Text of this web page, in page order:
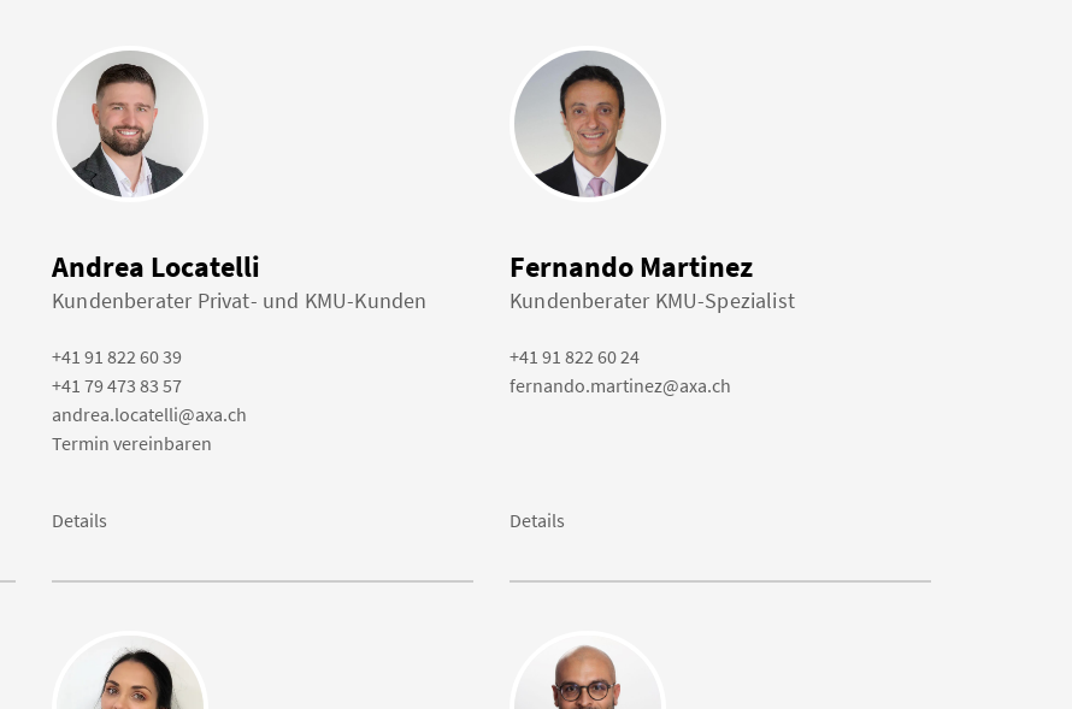
Andrea Locatelli
Kundenberater Privat- und KMU-Kunden
+41 91 822 60 39
+41 79 473 83 57
andrea.locatelli@axa.ch
Termin vereinbaren
Details
Fernando Martinez
Kundenberater KMU-Spezialist
+41 91 822 60 24
fernando.martinez@axa.ch
Details